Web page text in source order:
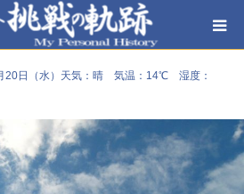
20日（水）天気：晴 気温：14℃ 湿度：